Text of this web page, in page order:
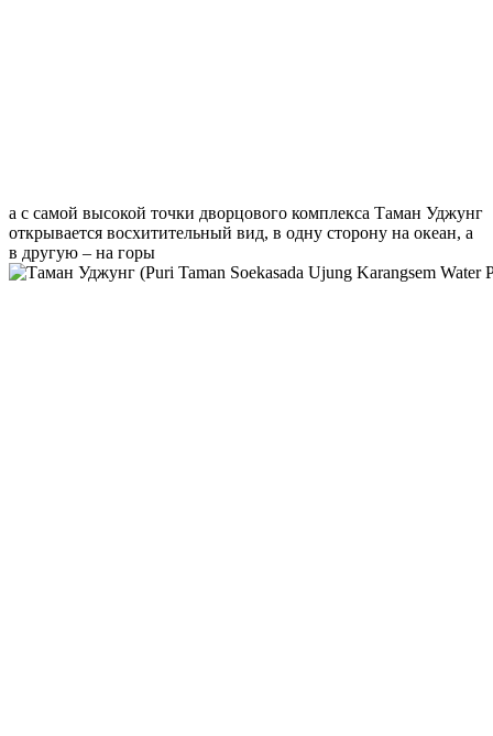
а с самой высокой точки дворцового комплекса Таман Уджунг
открывается восхитительный вид, в одну сторону на океан, а
в другую – на горы